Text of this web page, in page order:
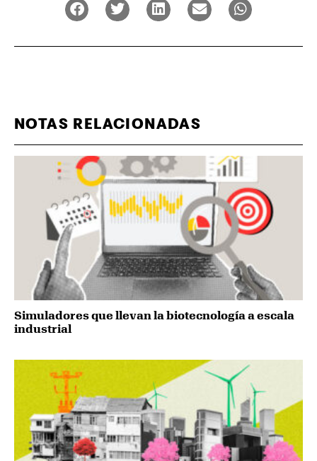
NOTAS RELACIONADAS
Simuladores que llevan la biotecnología a escala
industrial